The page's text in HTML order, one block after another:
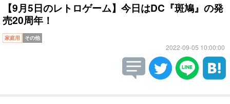
【9月5日のレトロゲーム】今日はDC『斑鳩』の発
売20周年！
家庭用 その他
2022-09-05 10:00:00